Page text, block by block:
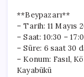
**Beypazarı**
– Tarih: 11 Mayıs
– Saat: 10:30 –
– Süre: 6 saat 30
– Konum: Fasıl,
Kayabükü